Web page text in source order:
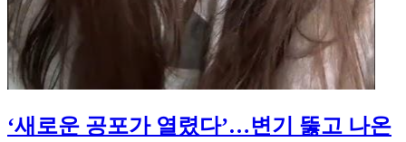
‘새로운 공포가 열렸다’…변기 뚫고 나온